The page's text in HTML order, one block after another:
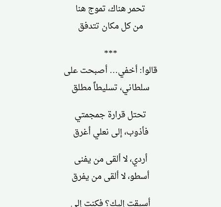
تحمر هناك، تموج هنا
من كل مكان تتدفق
***
قالوا: أخفي… أصبحت على
سلطاني، تسليطاً مطلق
تحتل قرارة جمجمتي
فأذوب، إلى نعلي أغرق
أردي، لا ألقى من يفنى
أسطو، لا ألقى من يفرق